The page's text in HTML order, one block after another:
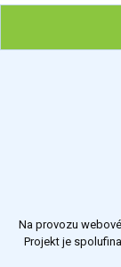
Hubněte s
Chcete poradit
Na provozu
Projekt je